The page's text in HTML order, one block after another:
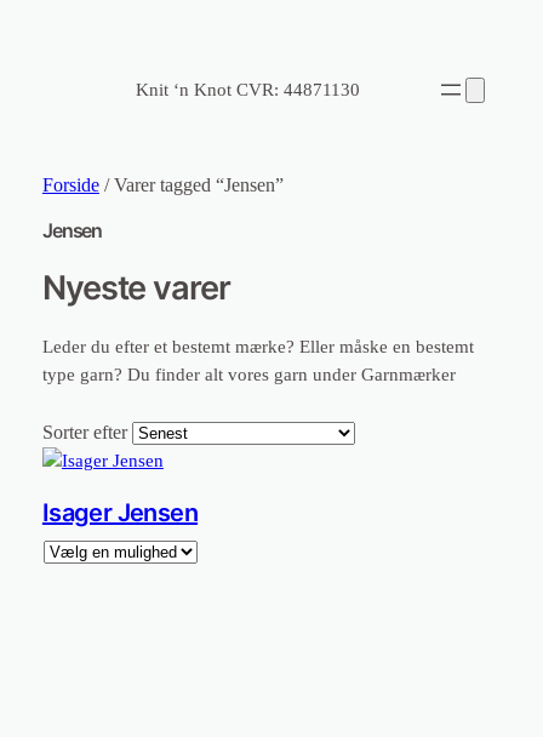
Knit ‘n Knot CVR: 44871130
Forside/ Varer tagged “Jensen”
Jensen
Nyeste varer
Leder du efter et bestemt mærke? Eller måske en bestemt
type garn? Du finder alt vores garn under Garnmærker
Sorter efter
Isager Jensen